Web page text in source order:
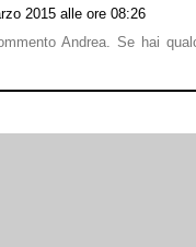
2015 alle ore 08:26
Andrea. Se hai